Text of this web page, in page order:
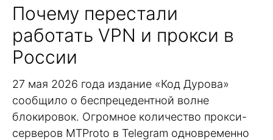
Почему перестали
работать VPN и прокси в
России
27 мая 2026 года издание «Код Дурова»
сообщило о беспрецедентной волне
блокировок. Огромное количество прокси-
серверов MTProto в Telegram одновременно